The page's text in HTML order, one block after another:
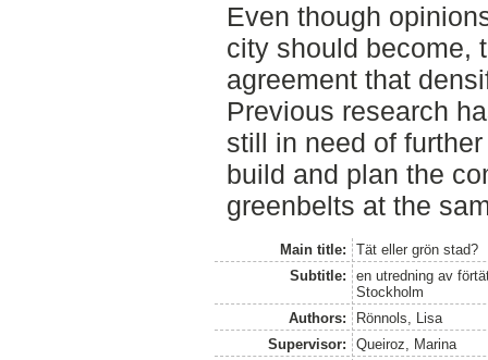
Even though
city should become,
agreement that
Previous research
still in need of
build and plan the
greenbelts at the
Main title:
Tät eller grön stad?
Subtitle:
en utredning av
Stockholm
Authors:
Rönnols, Lisa
Supervisor:
Queiroz, Marina